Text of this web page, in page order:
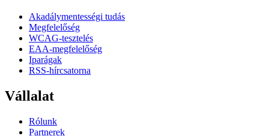
Akadálymentességi tudás
Megfelelőség
WCAG-tesztelés
EAA-megfelelőség
Iparágak
RSS-hírcsatorna
Vállalat
Rólunk
Partnerek